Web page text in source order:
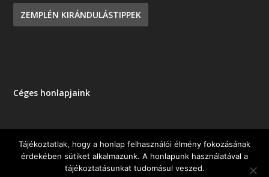
ZEMPLÉN KIRÁNDULÁSTIPPEK
Céges honlapjaink
Tervezte:Elegant Themes| Üzemeltető:WordPress
Tájékoztatlak, hogy a honlap felhasználói élmény fokozásának
érdekében sütiket alkalmazunk. A honlapunk használatával a
tájékoztatásunkat tudomásul veszed.